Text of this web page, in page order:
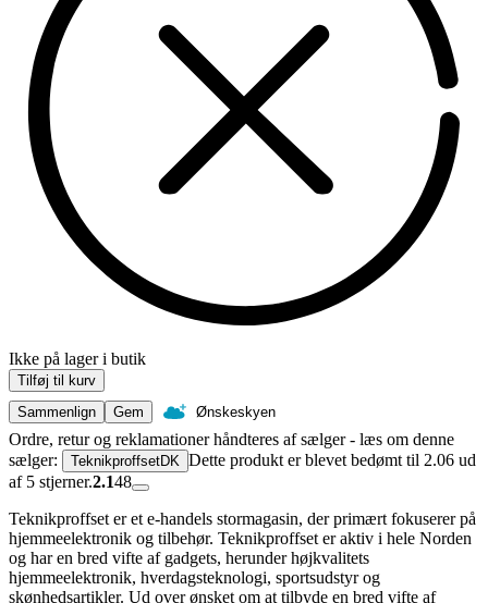
Ikke på lager i butik
Tilføj til kurv
Sammenlign
Gem Ønskeskyen
Ordre, retur og reklamationer håndteres af sælger - læs om denne
sælger:
TeknikproffsetDK Dette produkt er blevet bedømt til 2.06 ud
af 5 stjerner.2.148
Teknikproffset er et e-handels stormagasin, der primært fokuserer på
hjemmeelektronik og tilbehør. Teknikproffset er aktiv i hele Norden
og har en bred vifte af gadgets, herunder højkvalitets
hjemmeelektronik, hverdagsteknologi, sportsudstyr og
skønhedsartikler. Ud over ønsket om at tilbyde en bred vifte af